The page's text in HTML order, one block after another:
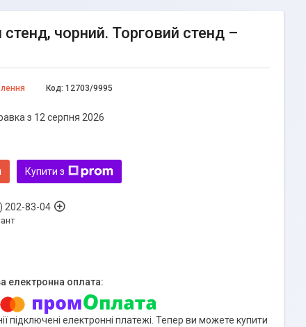
чорний. Торговий стенд –
Код: 12703/9995
з 12 серпня 2026
Купити з
202-83-04
підключені електронні платежі. Тепер ви можете купити